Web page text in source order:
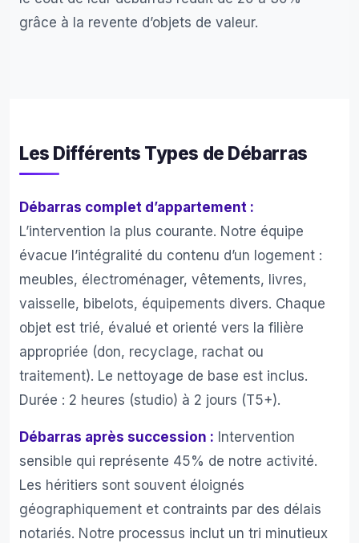
grâce à la revente d’objets de valeur.
Les Différents Types de Débarras
Débarras complet d’appartement :
L’intervention la plus courante. Notre équipe
évacue l’intégralité du contenu d’un logement :
meubles, électroménager, vêtements, livres,
vaisselle, bibelots, équipements divers. Chaque
objet est trié, évalué et orienté vers la filière
appropriée (don, recyclage, rachat ou
traitement). Le nettoyage de base est inclus.
Durée : 2 heures (studio) à 2 jours (T5+).
Débarras après succession : Intervention
sensible qui représente 45% de notre activité.
Les héritiers sont souvent éloignés
géographiquement et contraints par des délais
notariés. Notre processus inclut un tri minutieux